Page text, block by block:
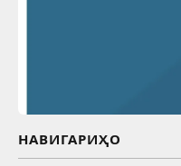
НАВИГАРИҲО